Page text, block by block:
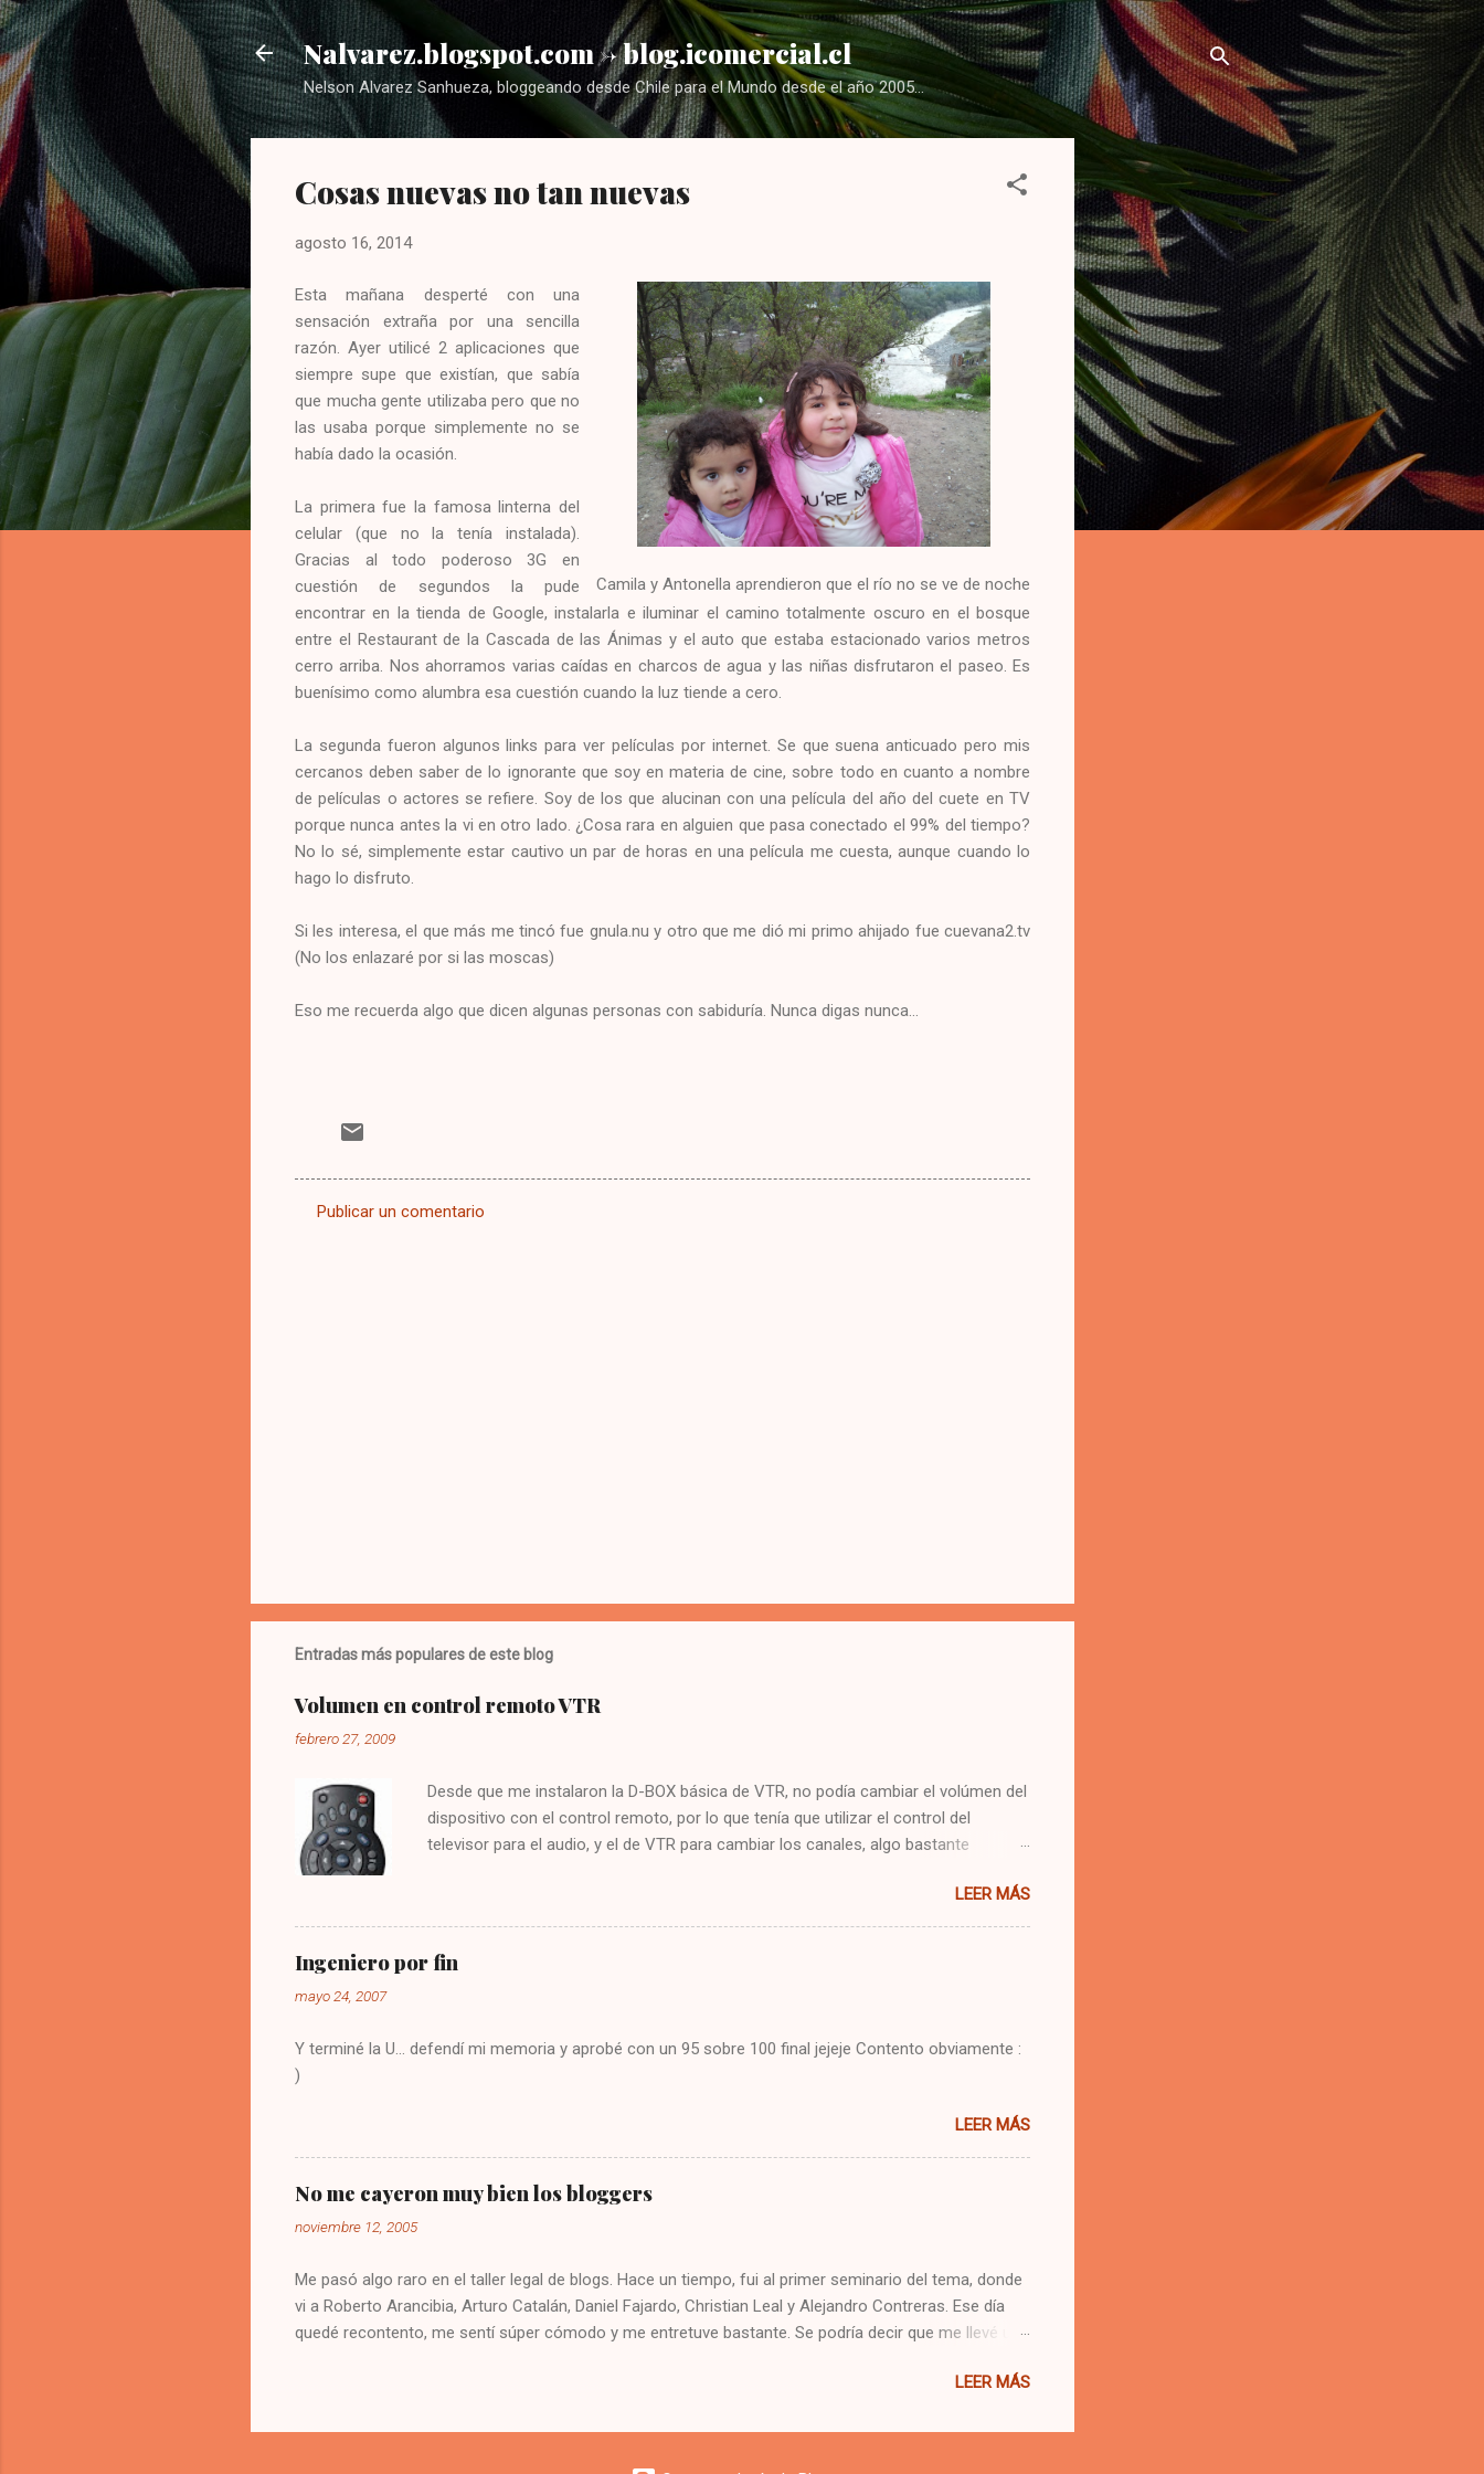
Ir al contenido principal
Nalvarez.blogspot.com -> blog.icomercial.cl
Nelson Alvarez Sanhueza, bloggeando desde Chile para el Mundo desde el año 2005...
Cosas nuevas no tan nuevas
agosto 16, 2014
Camila y Antonella aprendieron que el río no se ve de noche
Esta mañana desperté con una
sensación extraña por una sencilla
razón. Ayer utilicé 2 aplicaciones que
siempre supe que existían, que sabía
que mucha gente utilizaba pero que no
las usaba porque simplemente no se
había dado la ocasión.
La primera fue la famosa linterna del
celular (que no la tenía instalada).
Gracias al todo poderoso 3G en
cuestión de segundos la pude
encontrar en la tienda de Google, instalarla e iluminar el camino totalmente oscuro en el bosque
entre el Restaurant de la Cascada de las Ánimas y el auto que estaba estacionado varios metros
cerro arriba. Nos ahorramos varias caídas en charcos de agua y las niñas disfrutaron el paseo. Es
buenísimo como alumbra esa cuestión cuando la luz tiende a cero.
La segunda fueron algunos links para ver películas por internet. Se que suena anticuado pero mis
cercanos deben saber de lo ignorante que soy en materia de cine, sobre todo en cuanto a nombre
de películas o actores se refiere. Soy de los que alucinan con una película del año del cuete en TV
porque nunca antes la vi en otro lado. ¿Cosa rara en alguien que pasa conectado el 99% del tiempo?
No lo sé, simplemente estar cautivo un par de horas en una película me cuesta, aunque cuando lo
hago lo disfruto.
Si les interesa, el que más me tincó fue gnula.nu y otro que me dió mi primo ahijado fue cuevana2.tv
(No los enlazaré por si las moscas)
Eso me recuerda algo que dicen algunas personas con sabiduría. Nunca digas nunca...
Publicar un comentario
Entradas más populares de este blog
Volumen en control remoto VTR
febrero 27, 2009
Desde que me instalaron la D-BOX básica de VTR, no podía cambiar el volúmen del
dispositivo con el control remoto, por lo que tenía que utilizar el control del
televisor para el audio, y el de VTR para cambiar los canales, algo bastante
vez la tecla CBL Presionar sin soltar la tecla SETUP hasta que la CBL parpadee.
Digitar 993 Presionar y mantener la tecla de volúmen Dejo constancia de la
solución por si alguien más tiene el mismo problema, y también para que no se me
olvide como arreglarlo jejeje. Saludos!
LEER MÁS
Ingeniero por fin
mayo 24, 2007
Y terminé la U... defendí mi memoria y aprobé con un 95 sobre 100 final jejeje Contento obviamente :
)
LEER MÁS
No me cayeron muy bien los bloggers
noviembre 12, 2005
Me pasó algo raro en el taller legal de blogs. Hace un tiempo, fui al primer seminario del tema, donde
vi a Roberto Arancibia, Arturo Catalán, Daniel Fajardo, Christian Leal y Alejandro Contreras. Ese día
quedé recontento, me sentí súper cómodo y me entretuve bastante. Se podría decir que me llevé una
de los cuales no cambié mi apreciación, incluso la confirmé, pero me cayeron pésimo parte de los
pesados? espero que no. Mi molestia se produjo cuando empezaron a criticar que no se escuchaba
el micrófono. Por favor, es idea mía o ¿nunca en su vida habían ido a una charla? Eché de menos un
LEER MÁS